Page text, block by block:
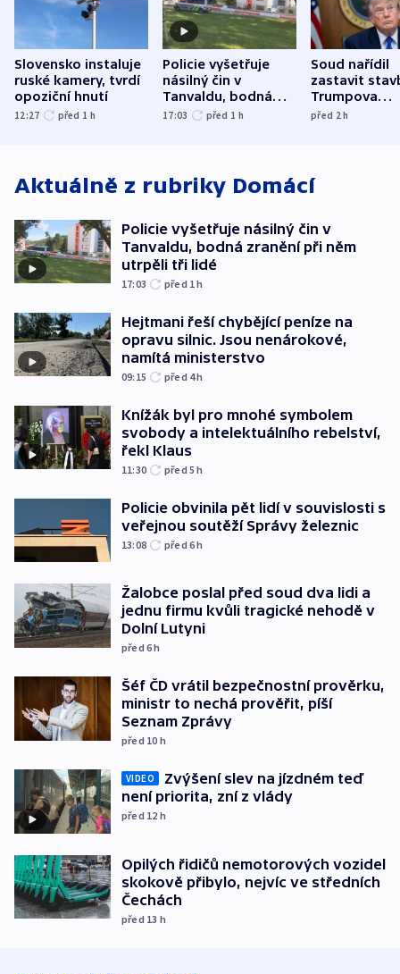
Slovensko instaluje
ruské kamery, tvrdí
opoziční hnutí
12:27 před 1 h
Policie vyšetřuje
násilný čin v
Tanvaldu, bodná
zranění při něm
17:03 před 1 h
Soud nařídil
zastavit
Trumpova
tanečního
před 2h
Aktuálně z rubriky Domácí
Policie vyšetřuje násilný čin v
Tanvaldu, bodná zranění při něm
utrpěli tři lidé
17:03 před 1h
Hejtmani řeší chybějící peníze na
opravu silnic. Jsou nenárokové,
namítá ministerstvo
09:15 před 4h
Knížák byl pro mnohé symbolem
svobody a intelektuálního rebelství,
řekl Klaus
11:30 před 5h
Policie obvinila pět lidí v souvislosti s
veřejnou soutěží Správy železnic
13:08 před 6h
Žalobce poslal před soud dva lidi a
jednu firmu kvůli tragické nehodě v
Dolní Lutyni
před 6h
Šéf ČD vrátil bezpečnostní prověrku,
ministr to nechá prověřit, píší
Seznam Zprávy
před 10 h
VIDEO
Zvýšení slev na jízdném teď
není priorita, zní z vlády
před 12 h
Opilých řidičů nemotorových vozidel
skokově přibylo, nejvíc ve středních
Čechách
před 13 h